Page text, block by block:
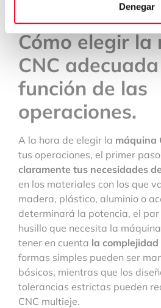
Denegar
Cómo elegir la
CNC
función de las
operaciones.
A la hora de elegir la máquina
tus operaciones, el primer
claramente tus necesidades
en los materiales con los que
madera, plástico, aluminio o
determinará la potencia, el
husillo que necesita la
tener en cuenta la
formas simples pueden ser
básicos, mientras que los
tolerancias estrictas pueden
CNC multieje.